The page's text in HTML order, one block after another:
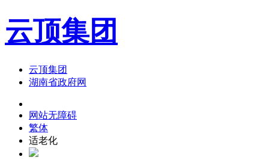
云顶集团
云顶集团
湖南省政府网
网站无障碍
繁体
适老化